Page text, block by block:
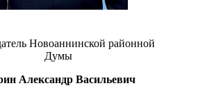
Новоаннинской районной
Думы
Александр Васильевич